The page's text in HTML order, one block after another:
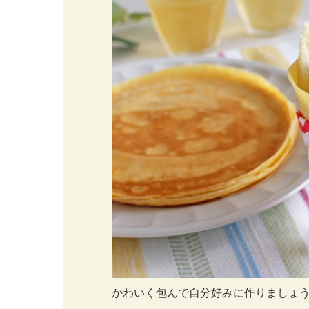
かわいく包んで自分好みに作りましょ